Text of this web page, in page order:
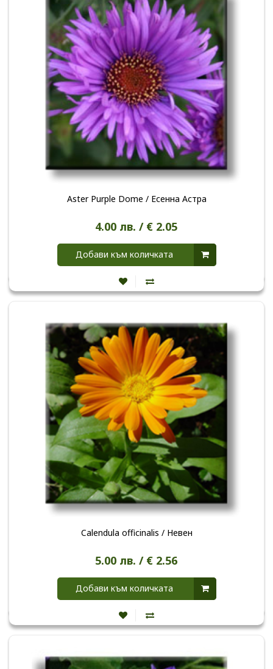
Aster Purple Dome / Есенна Астра
4.00 лв. / € 2.05
Добави към количката
Calendula officinalis / Невен
5.00 лв. / € 2.56
Добави към количката